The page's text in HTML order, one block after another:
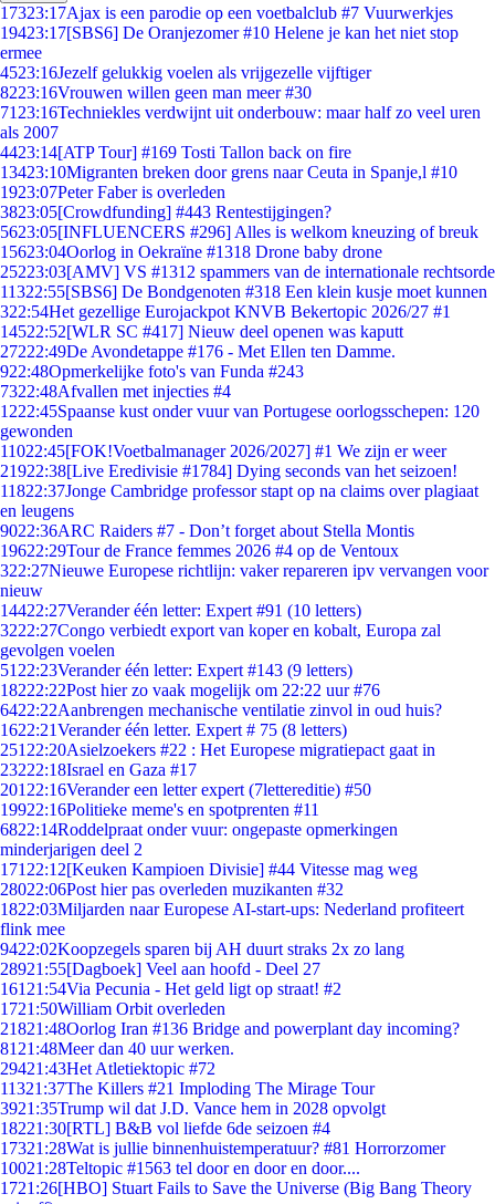
17323:17Ajax is een parodie op een voetbalclub #7 Vuurwerkjes
19423:17[SBS6] De Oranjezomer #10 Helene je kan het niet stop
ermee
4523:16Jezelf gelukkig voelen als vrijgezelle vijftiger
8223:16Vrouwen willen geen man meer #30
71 23:16Techniekles verdwijnt uit onderbouw: maar half zo veel uren
als 2007
4423:14[ATP Tour] #169 Tosti Tallon back on fire
13423:10Migranten breken door grens naar Ceuta in Spanje,l #10
1923:07Peter Faber is overleden
3823:05[Crowdfunding] #443 Rentestijgingen?
5623:05[INFLUENCERS #296] Alles is welkom kneuzing of breuk
15623:04Oorlog in Oekraïne #1318 Drone baby drone
25223:03[AMV] VS #1312 spammers van de internationale rechtsorde
11322:55[SBS6] De Bondgenoten #318 Een klein kusje moet kunnen
322:54Het gezellige Eurojackpot KNVB Bekertopic 2026/27 #1
14522:52[WLR SC #417] Nieuw deel openen was kaputt
27222:49De Avondetappe #176 - Met Ellen ten Damme.
922:48Opmerkelijke foto's van Funda #243
7322:48Afvallen met injecties #4
1222:45Spaanse kust onder vuur van Portugese oorlogsschepen: 120
gewonden
11022:45[FOK!Voetbalmanager 2026/2027] #1 We zijn er weer
21922:38[Live Eredivisie #1784] Dying seconds van het seizoen!
11822:37Jonge Cambridge professor stapt op na claims over plagiaat
en leugens
9022:36ARC Raiders #7 - Don’t forget about Stella Montis
19622:29Tour de France femmes 2026 #4 op de Ventoux
322:27Nieuwe Europese richtlijn: vaker repareren ipv vervangen voor
nieuw
14422:27Verander één letter: Expert #91 (10 letters)
3222:27Congo verbiedt export van koper en kobalt, Europa zal
gevolgen voelen
51 22:23Verander één letter: Expert #143 (9 letters)
18222:22Post hier zo vaak mogelijk om 22:22 uur #76
6422:22Aanbrengen mechanische ventilatie zinvol in oud huis?
1622:21Verander één letter. Expert # 75 (8 letters)
251 22:20Asielzoekers #22 : Het Europese migratiepact gaat in
23222:18Israel en Gaza #17
201 22:16Verander een letter expert (7lettereditie) #50
19922:16Politieke meme's en spotprenten #11
6822:14Roddelpraat onder vuur: ongepaste opmerkingen
minderjarigen deel 2
171 22:12[Keuken Kampioen Divisie] #44 Vitesse mag weg
28022:06Post hier pas overleden muzikanten #32
1822:03Miljarden naar Europese AI-start-ups: Nederland profiteert
flink mee
9422:02Koopzegels sparen bij AH duurt straks 2x zo lang
28921:55[Dagboek] Veel aan hoofd - Deel 27
161 21:54Via Pecunia - Het geld ligt op straat! #2
1721:50William Orbit overleden
21821:48Oorlog Iran #136 Bridge and powerplant day incoming?
81 21:48Meer dan 40 uur werken.
29421:43Het Atletiektopic #72
11321:37The Killers #21 Imploding The Mirage Tour
3921:35Trump wil dat J.D. Vance hem in 2028 opvolgt
18221:30[RTL] B&B vol liefde 6de seizoen #4
17321:28Wat is jullie binnenhuistemperatuur? #81 Horrorzomer
10021:28Teltopic #1563 tel door en door en door....
1721:26[HBO] Stuart Fails to Save the Universe (Big Bang Theory